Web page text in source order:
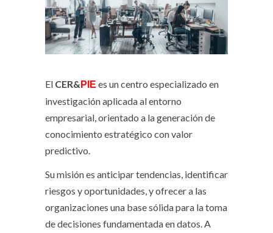
El CER& PIE es un centro especializado en
investigación aplicada al entorno
empresarial, orientado a la generación de
conocimiento estratégico con valor
predictivo.
Su misión es anticipar tendencias, identificar
riesgos y oportunidades, y ofrecer a las
organizaciones una base sólida para la toma
de decisiones fundamentada en datos. A